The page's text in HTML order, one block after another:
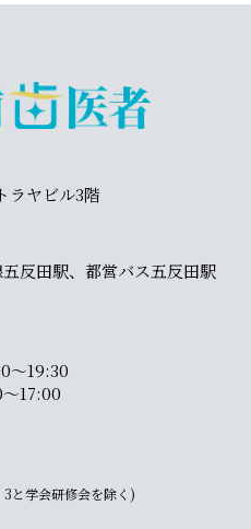
ラヤビル3階
反田駅、都営バス五反田駅
〜19:30
17:00
と学会研修会を除く)